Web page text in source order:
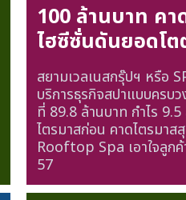
100 ล้านบาท คา
ไฮซีซั่นดันยอดโต
สยามเวลเนสกรุ๊ปฯ หรือ
บริการธุรกิจสปาแบบครบ
ที่ 89.8 ล้านบาท กำไร
ไตรมาสก่อน คาดไตรมา
Rooftop Spa เอาใจลูก
57